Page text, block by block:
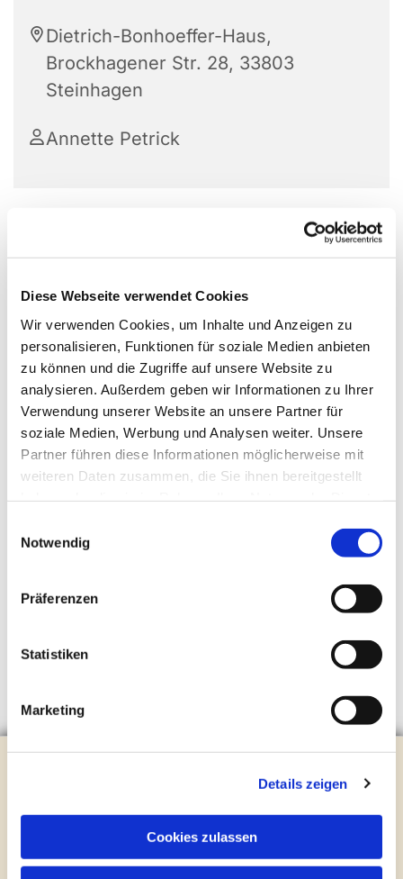
Diese Webseite verwendet Cookies
Wir verwenden Cookies, um Inhalte und Anzeigen zu
personalisieren, Funktionen für soziale Medien anbieten
zu können und die Zugriffe auf unsere Website zu
analysieren. Außerdem geben wir Informationen zu Ihrer
Verwendung unserer Website an unsere Partner für
soziale Medien, Werbung und Analysen weiter. Unsere
Partner führen diese Informationen möglicherweise mit
weiteren Daten zusammen, die Sie ihnen bereitgestellt
Notwendig
Präferenzen
Statistiken
Marketing
Details zeigen
Cookies zulassen
Dietrich-Bonhoeffer-Haus,
Brockhagener Str. 28, 33803
Steinhagen
Annette Petrick
Der Posaunenchor der Ev. Kirchengemeinde
Steinhagen feiert im Jahr 2025 sein 150. Bestehen.
Gemeinde. Zur Zeit sind wir 20 Bläserinnen und
Bläser in einer lebendigen Zusammensetzung vom
Teenageralter bis über dem 80. Lebensjahr.
Brockhagener Straße 28 | 33803 Steinhagen
Newsletter abonnieren